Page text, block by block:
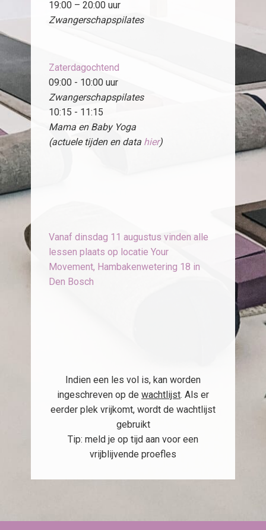
19:00 – 20:00 uur
Zwangerschapspilates
Zaterdagochtend
09:00 - 10:00 uur
Zwangerschapspilates
10:15 - 11:15
Mama en Baby Yoga
(actuele tijden en data hier)
Vanaf dinsdag 11 augustus vinden alle
lessen plaats op locatie Your
Movement, Hambakenwetering 18 in
Den Bosch
Indien een les vol is, kan worden
ingeschreven op de wachtlijst. Als er
eerder plek vrijkomt, wordt de wachtlijst
gebruikt
Tip: meld je op tijd aan voor een
vrijblijvende proefles